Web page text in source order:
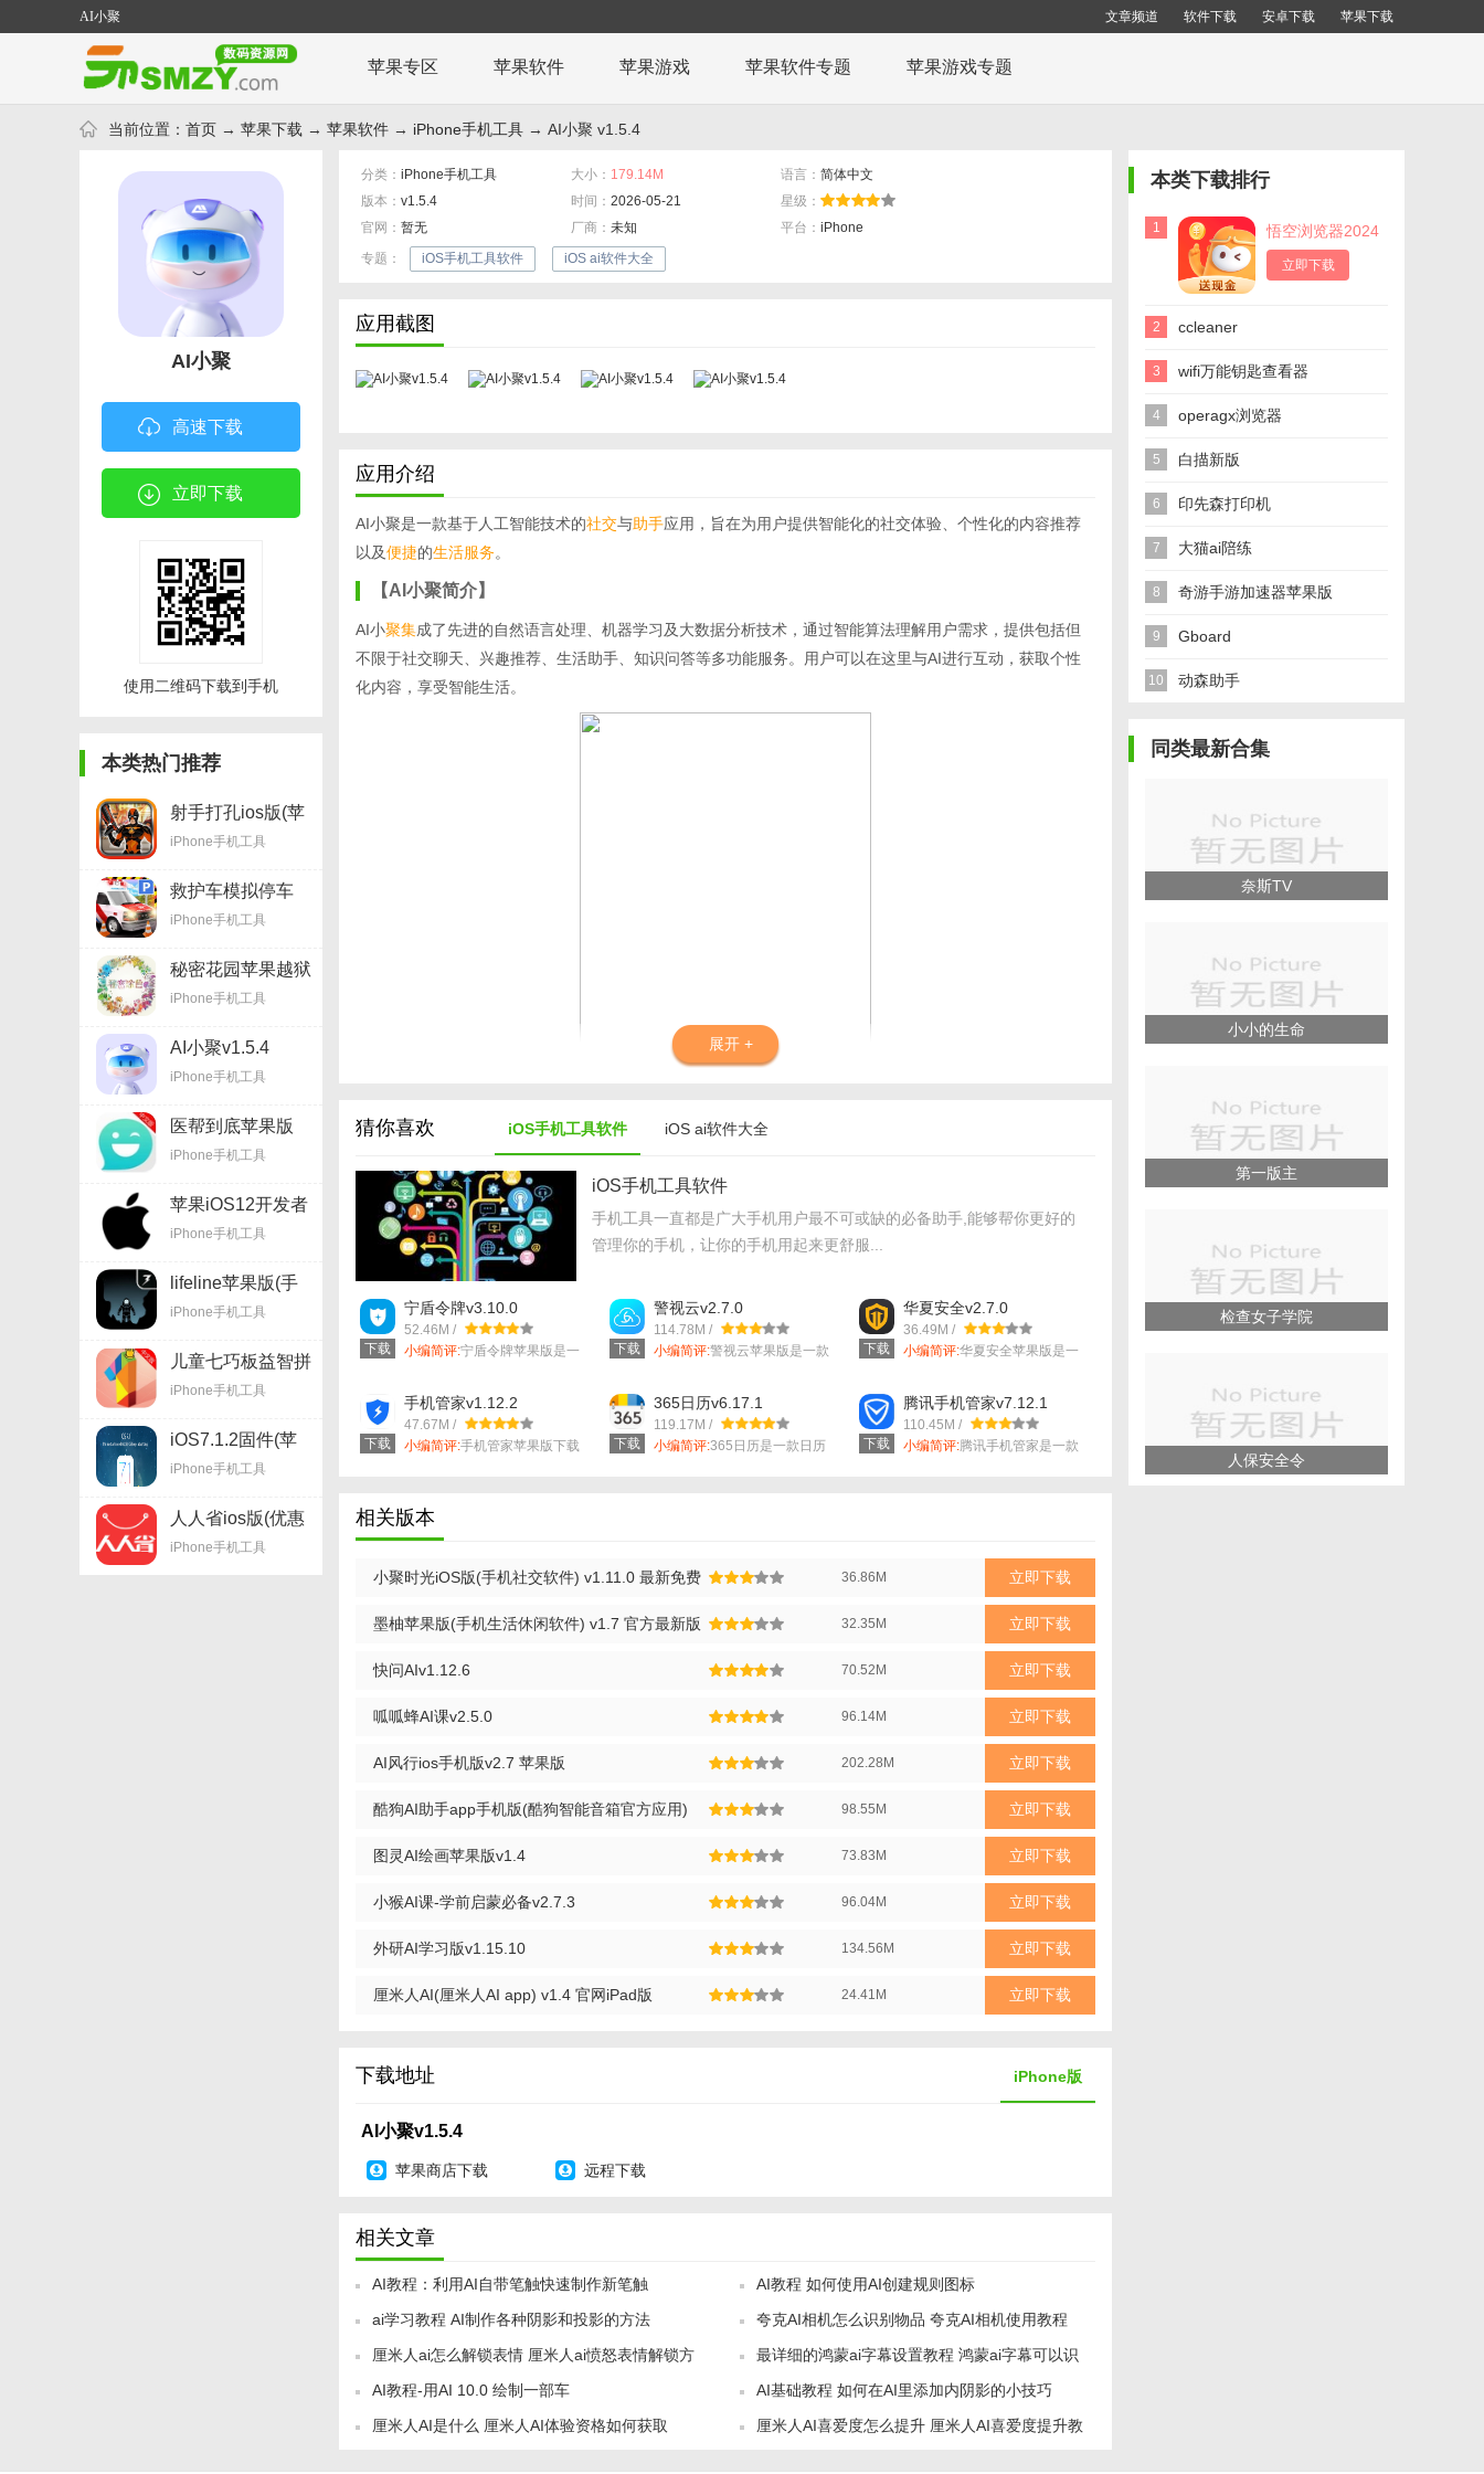
AI小聚 文章频道 软件下载 安卓下载 苹果下载
苹果专区 苹果软件 苹果游戏 苹果软件专题 苹果游戏专题
当前位置： 首页 → 苹果下载 → 苹果软件 → iPhone手机工具 → AI小聚 v1.5.4
AI小聚
高速下载
立即下载
使用二维码下载到手机
本类热门推荐
射手打孔ios版(苹
果射击手游) v1.8
最新版
iPhone手机工具
救护车模拟停车
ios版(模拟停车游
戏) v1.8 最新苹果
iPhone手机工具
秘密花园苹果越狱
版(手机休闲游戏)
v1.8 iPhone版
iPhone手机工具
AI小聚v1.5.4
iPhone手机工具
医帮到底苹果版
(手机医疗软件)
v1.9.4 iOS版
iPhone手机工具
苹果iOS12开发者
预览版beta3描述
文件官方版
iPhone手机工具
lifeline苹果版(手
机冒险解谜游戏)
v1.15 iOS版
iPhone手机工具
儿童七巧板益智拼
图苹果版(手机益
智游戏) v3.14.0
iPhone手机工具
iOS7.1.2固件(苹
果全系列产品固
件) 最新版
iPhone手机工具
人人省ios版(优惠
券购物平台) v1.5
iPhone版
iPhone手机工具
分类： iPhone手机工具 大小： 179.14M 语言： 简体中文
版本： v1.5.4 时间： 2026-05-21
星级：
官网： 暂无 厂商： 未知 平台： iPhone
专题：
iOS手机工具软件 iOS ai软件大全
应用截图
应用介绍
AI小聚是一款基于人工智能技术的社交与助手应用，旨在为用户提供智能化的社交体验、个性化的内容推荐
以及便捷的生活服务。
【AI小聚简介】
AI小聚集成了先进的自然语言处理、机器学习及大数据分析技术，通过智能算法理解用户需求，提供包括但
不限于社交聊天、兴趣推荐、生活助手、知识问答等多功能服务。用户可以在这里与AI进行互动，获取个性
化内容，享受智能生活。
【AI小聚技巧】
1. 智能问答：直接输入问题或需求，AI小聚会快速给出答案或解决方案，支持多种语境下的对话。
2. 兴趣探索：在“发现”板块，AI小聚会根据用户的浏览历史和兴趣偏好，推荐相关内容，帮助用户发现新兴
趣。
4. 个性化推荐：通过不断与AI小聚互动，它能更加精准地理解你的喜好，为你推送个性化的资讯和娱乐内
容。
1. 高度智能化：AI小聚具备深度学习能力，能够持续自我优化，提供更加贴心、精准的服务。
【AI小聚玩法】
1. 社交互动：与AI小聚进行日常对话，分享心情、趣事，甚至可以一起玩游戏、解谜。
2. 兴趣社群：加入或创建兴趣小组，与志同道合的人一起交流、分享，拓宽社交圈。
AI小聚作为一款集社交、娱乐、学习、生活助手于一体的智能应用，凭借其高度智能化、个性化体验以及多
场景覆盖的特点，为用户带来了前所未有的智能生活体验。无论是追求新鲜感的年轻人，还是需要便捷生活
服务的各年龄段人群，都能在这里找到属于自己的乐趣和便利。同时，AI小聚注重用户隐私保护，让用户在
享受智能服务的同时，也能安心使用。
展开 +
猜你喜欢 iOS手机工具软件 iOS ai软件大全
iOS手机工具软件
手机工具一直都是广大手机用户最不可或缺的必备助手,能够帮你更好的
管理你的手机，让你的手机用起来更舒服...
下载
宁盾令牌v3.10.0
52.46M /
小编简评:宁盾令牌苹果版是一
下载
警视云v2.7.0
114.78M /
小编简评:警视云苹果版是一款
下载
华夏安全v2.7.0
36.49M /
小编简评:华夏安全苹果版是一
下载
手机管家v1.12.2
47.67M /
小编简评:手机管家苹果版下载
下载
365日历v6.17.1
119.17M /
小编简评:365日历是一款日历
下载
腾讯手机管家v7.12.1
110.45M /
小编简评:腾讯手机管家是一款
相关版本
小聚时光iOS版(手机社交软件) v1.11.0 最新免费 36.86M 立即下载
墨柚苹果版(手机生活休闲软件) v1.7 官方最新版 32.35M 立即下载
快问AIv1.12.6 70.52M 立即下载
呱呱蜂AI课v2.5.0 96.14M 立即下载
AI风行ios手机版v2.7 苹果版 202.28M 立即下载
酷狗AI助手app手机版(酷狗智能音箱官方应用)
v1.8.13 苹果版
98.55M 立即下载
图灵AI绘画苹果版v1.4 73.83M 立即下载
小猴AI课-学前启蒙必备v2.7.3 96.04M 立即下载
外研AI学习版v1.15.10 134.56M 立即下载
厘米人AI(厘米人AI app) v1.4 官网iPad版 24.41M 立即下载
下载地址 iPhone版
AI小聚v1.5.4
苹果商店下载 远程下载
相关文章
AI教程：利用AI自带笔触快速制作新笔触
AI教程 如何使用AI创建规则图标
ai学习教程 AI制作各种阴影和投影的方法
夸克AI相机怎么识别物品 夸克AI相机使用教程
厘米人ai怎么解锁表情 厘米人ai愤怒表情解锁方
法
最详细的鸿蒙ai字幕设置教程 鸿蒙ai字幕可以识
别日语吗
AI教程-用AI 10.0 绘制一部车
AI基础教程 如何在AI里添加内阴影的小技巧
厘米人AI是什么 厘米人AI体验资格如何获取
厘米人AI喜爱度怎么提升 厘米人AI喜爱度提升教
程
本类下载排行
1 悟空浏览器2024
立即下载
2 ccleaner
3 wifi万能钥匙查看器
4 operagx浏览器
5 白描新版
6 印先森打印机
7 大猫ai陪练
8 奇游手游加速器苹果版
9 Gboard
10 动森助手
同类最新合集
奈斯TV
小小的生命
第一版主
检查女子学院
人保安全令